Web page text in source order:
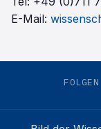
E-Mail: